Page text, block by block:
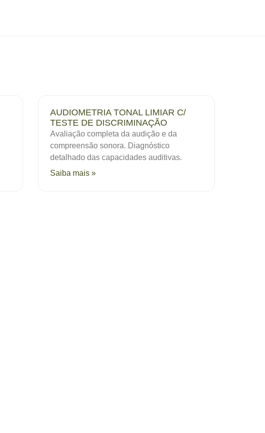
AUDIOMETRIA TONAL LIMIAR C/
TESTE DE DISCRIMINAÇÃO
Avaliação completa da audição e da
compreensão sonora. Diagnóstico
detalhado das capacidades auditivas.
Saiba mais »